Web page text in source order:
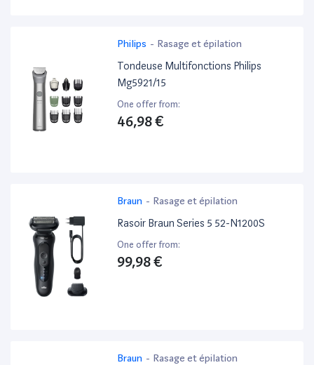
Philips - Rasage et épilation
Tondeuse Multifonctions Philips
Mg5921/15
One offer from:
46,98 €
Braun - Rasage et épilation
Rasoir Braun Series 5 52-N1200S
One offer from:
99,98 €
Braun - Rasage et épilation